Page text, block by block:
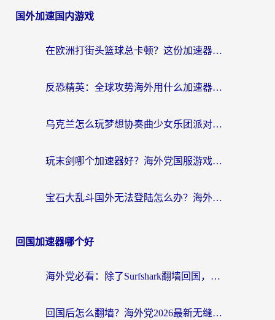
国外加速国内游戏
在欧洲打街头篮球总卡顿？这份加速器选择指南帮你解决延迟难题
反恐精英：全球攻势海外用什么加速器登录？海外党国服游戏畅玩指南
乌克兰怎么玩梦想协奏曲少女乐团派对？海外党国服游戏加速全攻略（附欧洲重生细胞荒野行动不卡技巧）
玩末剑哪个加速器好？海外党国服游戏畅玩终极指南（附3款热门游戏实测）
宝石大乱斗国外无法登陆怎么办？海外玩家专属加速指南（附穿越火线原野传说解决方案）
回国加速器哪个好
海外党必看：除了Surfshark翻墙回国，这些加速器选择技巧你真的懂吗？
回国后怎么翻墙？海外党2026最新无缝访问国内资源全攻略（附对比实测）